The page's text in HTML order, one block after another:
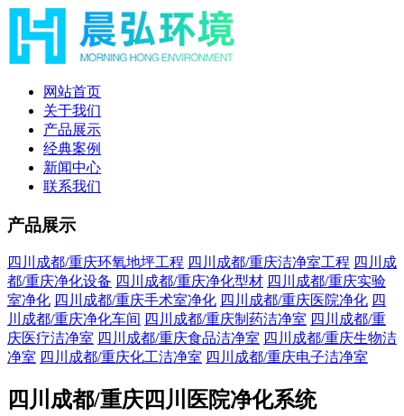
网站首页
关于我们
产品展示
经典案例
新闻中心
联系我们
产品展示
四川成都/重庆环氧地坪工程 四川成都/重庆洁净室工程 四川成
都/重庆净化设备 四川成都/重庆净化型材 四川成都/重庆实验
室净化 四川成都/重庆手术室净化 四川成都/重庆医院净化 四
川成都/重庆净化车间 四川成都/重庆制药洁净室 四川成都/重
庆医疗洁净室 四川成都/重庆食品洁净室 四川成都/重庆生物洁
净室 四川成都/重庆化工洁净室 四川成都/重庆电子洁净室
四川成都/重庆四川医院净化系统